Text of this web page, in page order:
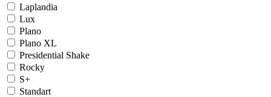
Laplandia
Lux
Plano
Plano XL
Presidential Shake
Rocky
S+
Standart